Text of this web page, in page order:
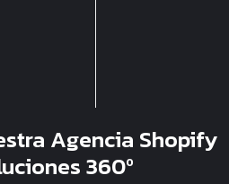
Agencia Shopify
360º